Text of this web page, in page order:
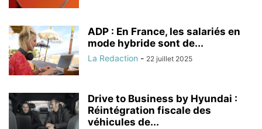
ADP : En France, les salariés en
mode hybride sont de...
La Redaction - 22 juillet 2025
Drive to Business by Hyundai :
Réintégration fiscale des
véhicules de...